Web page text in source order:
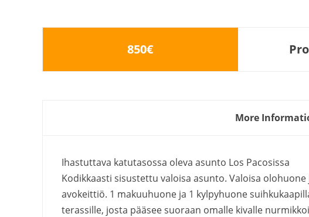
850€
More
Ihastuttava katutasossa oleva asunto Los Pacosissa
Kodikkaasti sisustettu valoisa asunto. Valoisa
avokeittiö. 1 makuuhuone ja 1 kylpyhuone
terassille, josta pääsee suoraan omalle kivalle